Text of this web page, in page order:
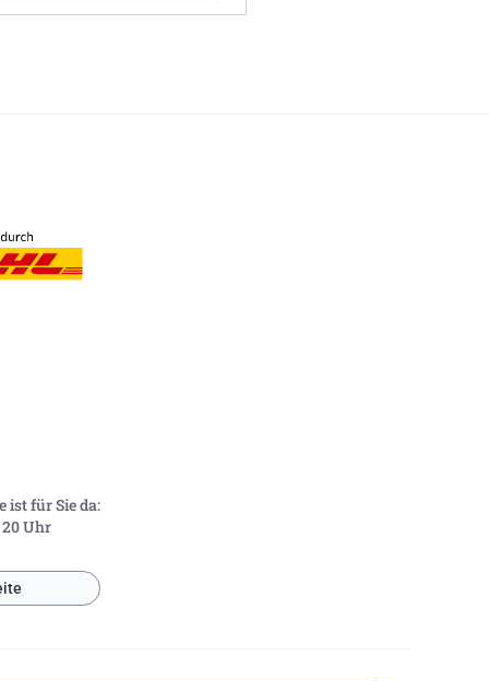
ist für Sie da:
Uhr